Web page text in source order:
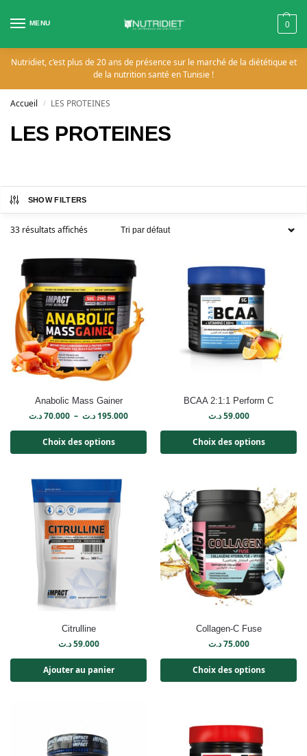
MENU 0
Nutridiet, c’est plus de 20 ans de présence sur le marché de la diététique et
de la nutrition santé en Tunisie !
Accueil / LES PROTEINES
LES PROTEINES
SHOW FILTERS
33 résultats affichés
Anabolic Mass Gainer
70.000د.ت – 195.000 د.ت
Choix des options
BCAA 2:1:1 Perform C
59.000 د.ت
Choix des options
Citrulline
59.000 د.ت
Ajouter au panier
Collagen-C Fuse
75.000 د.ت
Choix des options